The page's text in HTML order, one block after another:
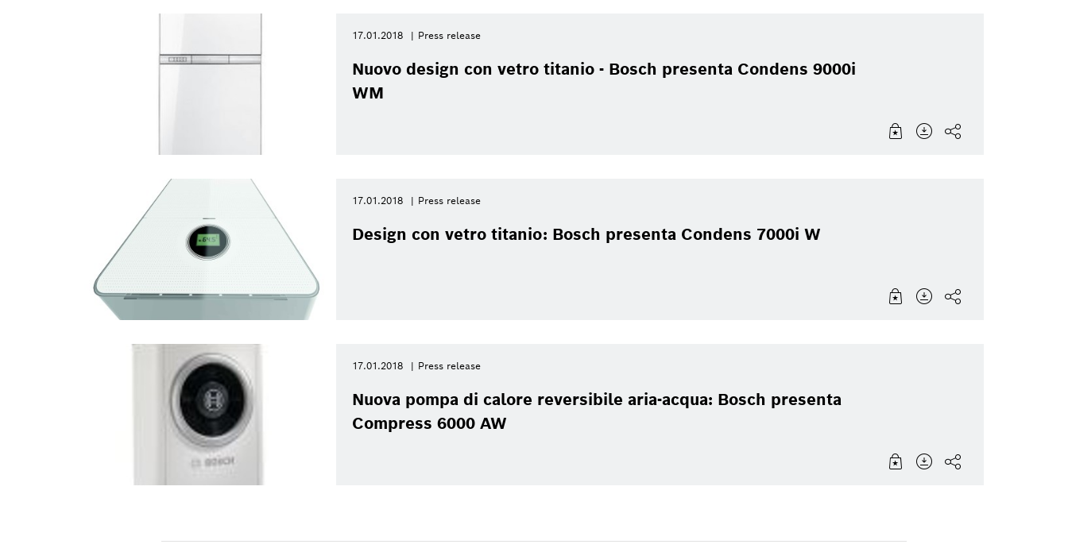
17.01.2018 Press release
Nuovo design con vetro titanio - Bosch presenta Condens 9000i
WM
17.01.2018 Press release
Design con vetro titanio: Bosch presenta Condens 7000i W
17.01.2018 Press release
Nuova pompa di calore reversibile aria-acqua: Bosch presenta
Compress 6000 AW